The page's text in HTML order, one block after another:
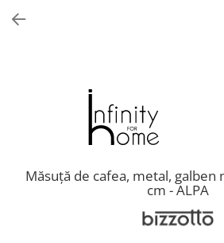
Biblioteci și rafturi
Masute auxiliare
Comode living
Măsuță de cafea, metal,
cm - ALPA